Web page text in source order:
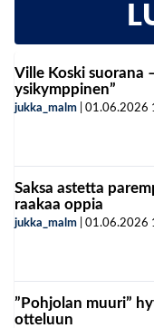
Ville Koski suorana
ysikymppinen”
jukka_malm 01.06.2026
Saksa astetta
raakaa oppia
jukka_malm 01.06.2026
”Pohjolan muuri”
otteluun